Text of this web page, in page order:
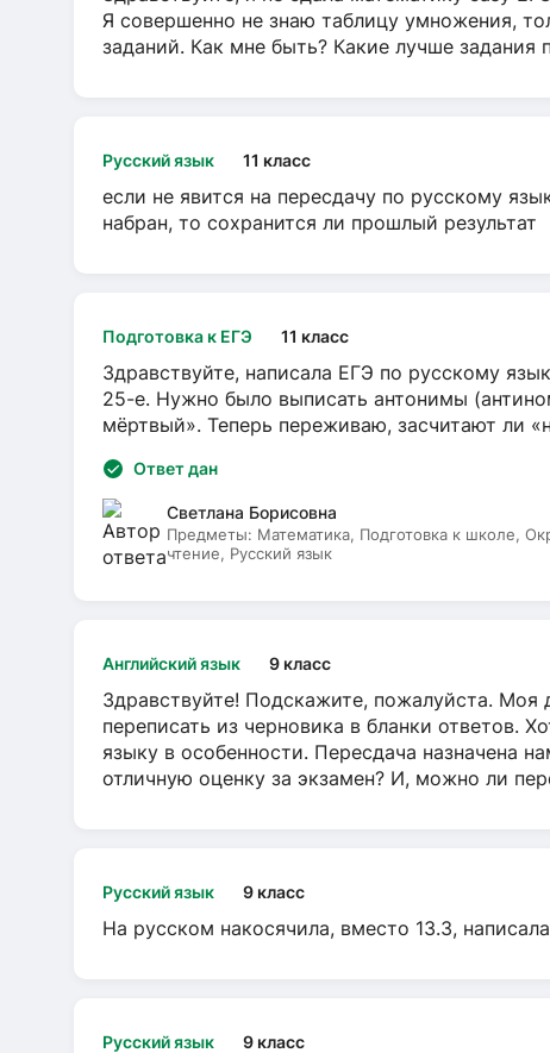
Я совершенно не знаю таблицу умножения,
заданий. Как мне быть? Какие лучше задания
Русский язык 11 класс
если не явится на пересдачу по русскому
набран, то сохранится ли прошлый результат
Подготовка к ЕГЭ 11 класс
Здравствуйте, написала ЕГЭ по русскому
25-е. Нужно было выписать антонимы
мёртвый». Теперь переживаю, засчитают ли
Ответ дан
Светлана Борисовна
Предметы: Математика, Подготовка к школе,
чтение, Русский язык
Английский язык 9 класс
Здравствуйте! Подскажите, пожалуйста. Моя
переписать из черновика в бланки ответов.
языку в особенности. Пересдача назначена
отличную оценку за экзамен? И, можно ли
Русский язык 9 класс
На русском накосячила, вместо 13.3,
Русский язык 9 класс